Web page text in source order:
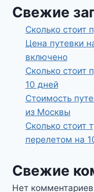
Свежие
Сколько стоит
Цена путевки
включено
Сколько стоит
10 дней
Стоимость
из Москвы
Сколько стоит
перелетом на
Свежие
Нет